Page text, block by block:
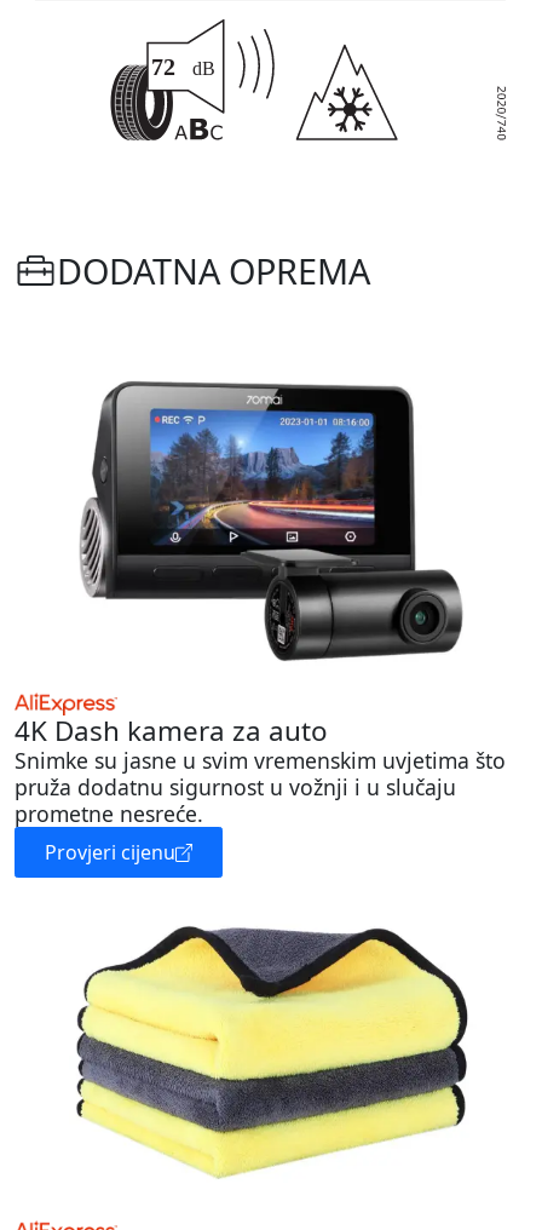
DODATNA OPREMA
4K Dash kamera za auto
Snimke su jasne u svim vremenskim uvjetima što
pruža dodatnu sigurnost u vožnji i u slučaju
prometne nesreće.
Provjeri cijenu